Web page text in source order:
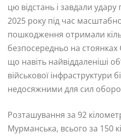
цю відстань і завдали удару
2025 року під час
пошкодження отримали
безпосередньо на стоянках
що навіть найвіддаленіші
військової
недосяжними для сил
Розташування за 92
Мурманська, всього за 150